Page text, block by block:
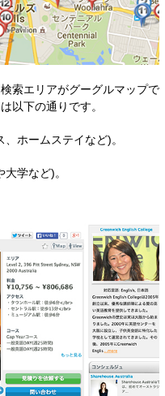
索エリアがグーグルマップで
以下の通りです。
ホームステイなど)。
学など)。